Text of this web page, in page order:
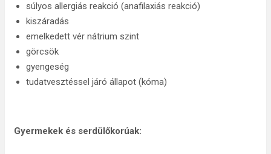
súlyos allergiás reakció (anafilaxiás reakció)
kiszáradás
emelkedett vér nátrium szint
görcsök
gyengeség
tudatvesztéssel járó állapot (kóma)
Gyermekek és serdülőkorúak: